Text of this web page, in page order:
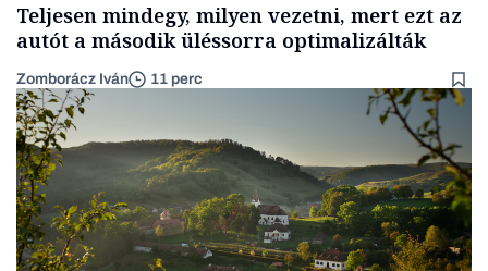
Teljesen mindegy, milyen vezetni, mert ezt az
autót a második üléssorra optimalizálták
Zomborácz Iván 11 perc